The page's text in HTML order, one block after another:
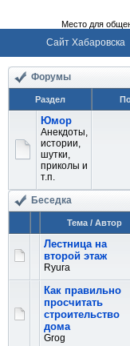
Место для
Сайт Хабаровска
Форумы
Раздел
Юмор
Анекдоты,
истории,
шутки,
приколы и
т.п.
Беседка
Тема / Автор
Лестница на
второй этаж
Ryura
Как правильно
просчитать
строительство
дома
Grog